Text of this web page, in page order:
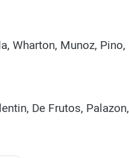
Wharton, Munoz, Pino,
De Frutos, Palazon,